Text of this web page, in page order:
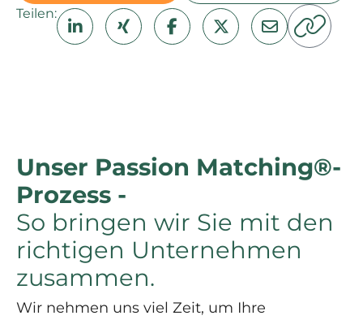
Teilen:
Unser Passion Matching®-
Prozess -
So bringen wir Sie mit den
richtigen Unternehmen
zusammen.
Wir nehmen uns viel Zeit, um Ihre